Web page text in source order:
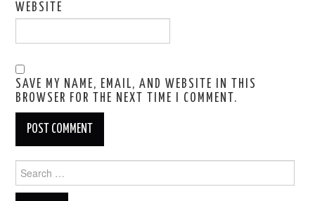
WEBSITE
SAVE MY NAME, EMAIL, AND WEBSITE IN THIS
BROWSER FOR THE NEXT TIME I COMMENT.
for: